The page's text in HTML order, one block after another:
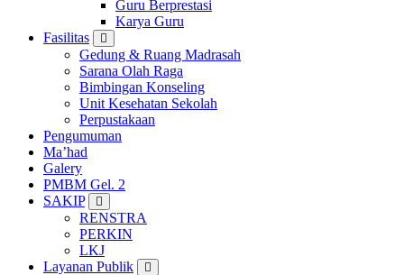
Guru Berprestasi
Karya Guru
Fasilitas
Gedung & Ruang Madrasah
Sarana Olah Raga
Bimbingan Konseling
Unit Kesehatan Sekolah
Perpustakaan
Pengumuman
Ma’had
Galery
PMBM Gel. 2
SAKIP
RENSTRA
PERKIN
LKJ
Layanan Publik